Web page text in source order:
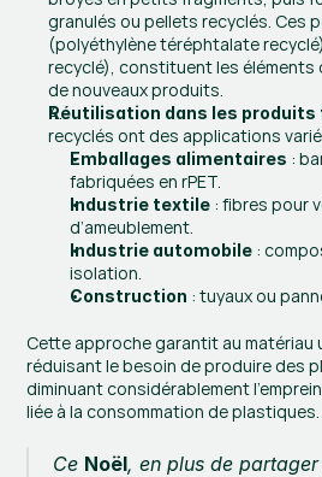
granulés ou pellets recyclés. Ces
(polyéthylène téréphtalate
recyclé), constituent les éléments
de nouveaux produits.
Réutilisation dans les produits
recyclés ont des applications
Emballages alimentaires :
fabriquées en rPET.
Industrie textile : fibres pour
d’ameublement.
Industrie automobile :
isolation.
Construction : tuyaux ou
Cette approche garantit au matériau
réduisant le besoin de produire des
diminuant considérablement
liée à la consommation de plastiques.
Ce Noël, en plus de